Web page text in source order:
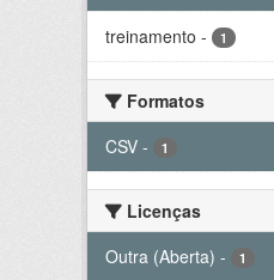
treinamento - 1
Formatos
CSV - 1
Licenças
Outra (Aberta) - 1